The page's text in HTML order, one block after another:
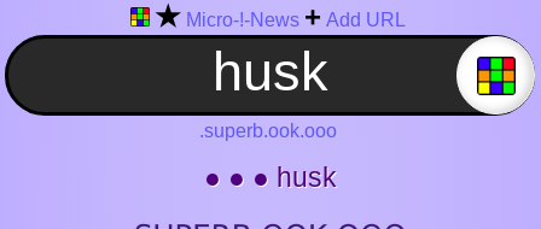
★ Micro-!-News + Add URL
.superb.ook.ooo
● ● ● husk